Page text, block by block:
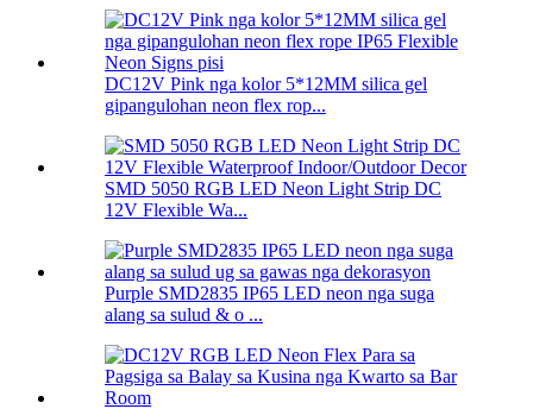
DC12V Pink nga kolor 5*12MM silica gel
gipangulohan neon flex rop...
SMD 5050 RGB LED Neon Light Strip DC
12V Flexible Wa...
Purple SMD2835 IP65 LED neon nga suga
alang sa sulud & o ...